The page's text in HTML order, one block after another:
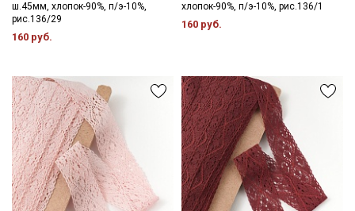
ш.45мм, хлопок-90%, п/э-10%,
рис.136/29
160 руб.
хлопок-90%, п/э-10%, рис.136/1
160 руб.
ДаюСогласие на получение рекламных и
информационных рассылок